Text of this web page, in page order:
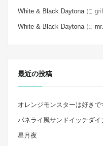
White & Black Daytonaに
White & Black Daytonaに
最近の投稿
オレンジモンスターは好きで
パネライ風サンドイッチダ
星月夜